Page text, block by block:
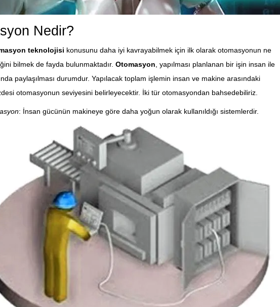
Nedir?
teknolojisi konusunu daha iyi kavrayabilmek için ilk olarak otomasyonun ne
bilmek de fayda bulunmaktadır. Otomasyon , yapılması planlanan bir işin insan ile
paylaşılması durumdur. Yapılacak toplam işlemin insan ve makine arasındaki
otomasyonun seviyesini belirleyecektir. İki tür otomasyondan bahsedebiliriz.
: İnsan gücünün makineye göre daha yoğun olarak kullanıldığı sistemlerdir.